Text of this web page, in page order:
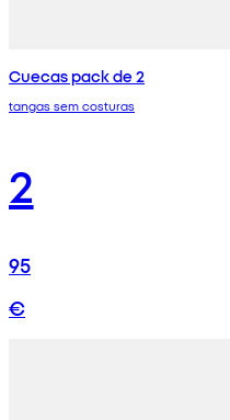
Cuecas pack de 2
tangas sem costuras
2
95
€